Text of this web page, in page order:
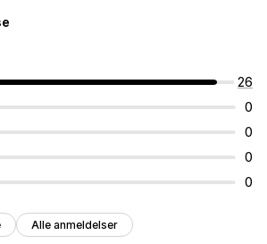
med købsmulighed
26
0
0
0
0
Alle anmeldelser